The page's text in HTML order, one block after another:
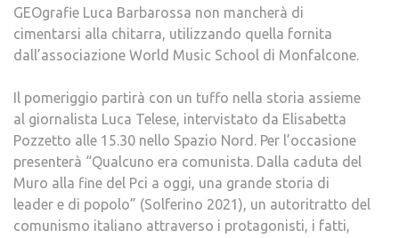
GEOgrafie Luca Barbarossa non mancherà di
cimentarsi alla chitarra, utilizzando quella fornita
dall’associazione World Music School di Monfalcone.
Il pomeriggio partirà con un tuffo nella storia assieme
al giornalista Luca Telese, intervistato da Elisabetta
Pozzetto alle 15.30 nello Spazio Nord. Per l’occasione
presenterà “Qualcuno era comunista. Dalla caduta del
Muro alla fine del Pci a oggi, una grande storia di
leader e di popolo” (Solferino 2021), un autoritratto del
comunismo italiano attraverso i protagonisti, i fatti,